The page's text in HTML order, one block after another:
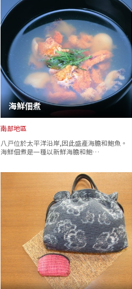
海鮮佃煮
南部地區
八戸位於太平洋沿岸,因此盛產海膽和鮑魚。
海鮮佃煮是一種以新鮮海膽和鮑…